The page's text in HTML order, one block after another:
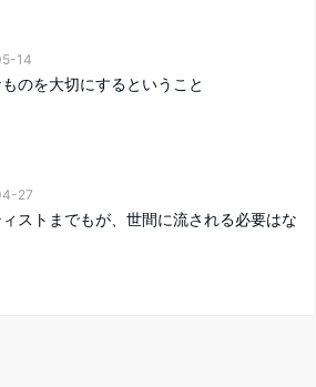
14
のを大切にするということ
27
ストまでもが、世間に流される必要はな